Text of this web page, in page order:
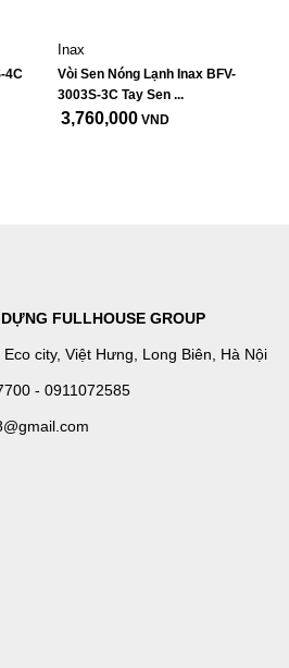
4C
Inax
Vòi Sen Nóng Lạnh Inax BFV-
3003S-3C Tay Sen ...
3,760,000 VND
FULLHOUSE GROUP
city, Việt Hưng, Long Biên, Hà Nội
- 0911072585